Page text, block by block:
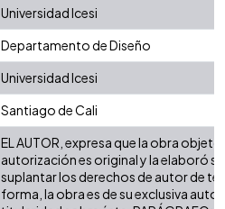
Universidad Icesi
Departamento de Diseño
Universidad Icesi
Santiago de Cali
EL AUTOR, expresa que la obra
autorización es original y la elaboró
suplantar los derechos de autor de
forma, la obra es de su exclusiva